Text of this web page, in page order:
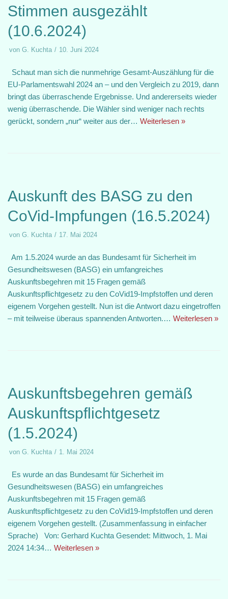
Stimmen ausgezählt
(10.6.2024)
von G. Kuchta 10. Juni 2024
Schaut man sich die nunmehrige Gesamt-Auszählung für die
EU-Parlamentswahl 2024 an – und den Vergleich zu 2019, dann
bringt das überraschende Ergebnisse. Und andererseits wieder
wenig überraschende. Die Wähler sind weniger nach rechts
gerückt, sondern „nur“ weiter aus der… Weiterlesen »
Auskunft des BASG zu den
CoVid-Impfungen (16.5.2024)
von G. Kuchta 17. Mai 2024
Am 1.5.2024 wurde an das Bundesamt für Sicherheit im
Gesundheitswesen (BASG) ein umfangreiches
Auskunftsbegehren mit 15 Fragen gemäß
Auskunftspflichtgesetz zu den CoVid19-Impfstoffen und deren
eigenem Vorgehen gestellt. Nun ist die Antwort dazu eingetroffen
– mit teilweise überaus spannenden Antworten.… Weiterlesen »
Auskunftsbegehren gemäß
Auskunftspflichtgesetz
(1.5.2024)
von G. Kuchta 1. Mai 2024
Es wurde an das Bundesamt für Sicherheit im
Gesundheitswesen (BASG) ein umfangreiches
Auskunftsbegehren mit 15 Fragen gemäß
Auskunftspflichtgesetz zu den CoVid19-Impfstoffen und deren
eigenem Vorgehen gestellt. (Zusammenfassung in einfacher
Sprache) Von: Gerhard Kuchta Gesendet: Mittwoch, 1. Mai
2024 14:34… Weiterlesen »